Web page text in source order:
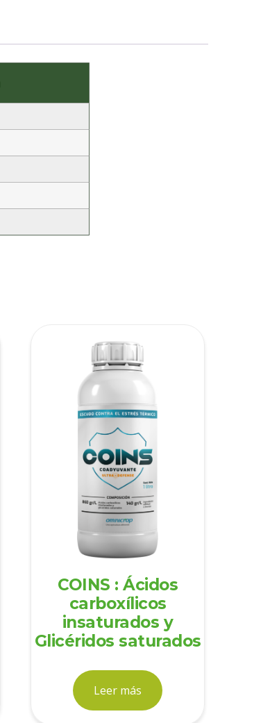
COINS : Ácidos
carboxílicos
insaturados y
Glicéridos saturados
Leer más